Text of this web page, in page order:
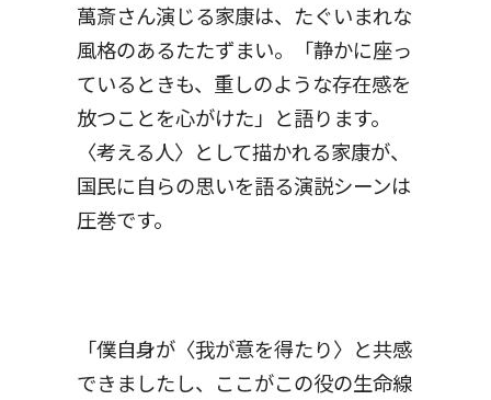
萬斎さん演じる家康は、たぐいまれな
風格のあるたたずまい。「静かに座っ
ているときも、重しのような存在感を
放つことを心がけた」と語ります。
〈考える人〉として描かれる家康が、
国民に自らの思いを語る演説シーンは
圧巻です。
「僕自身が〈我が意を得たり〉と共感
できましたし、ここがこの役の生命線